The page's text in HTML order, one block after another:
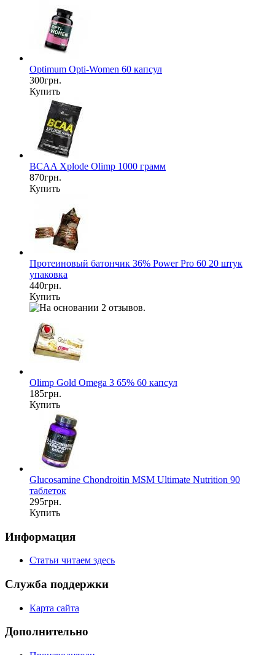
Optimum Opti-Women 60 капсул
300грн.
Купить
BCAA Xplode Olimp 1000 грамм
870грн.
Купить
Протеиновый батончик 36% Power Pro 60 20 штук
упаковка
440грн.
Купить
Olimp Gold Omega 3 65% 60 капсул
185грн.
Купить
Glucosamine Chondroitin MSM Ultimate Nutrition 90
таблеток
295грн.
Купить
Информация
Статьи читаем здесь
Служба поддержки
Карта сайта
Дополнительно